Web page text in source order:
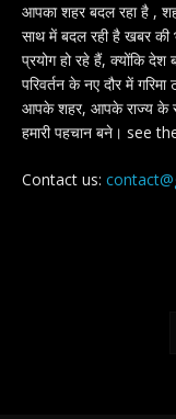
आपका शहर बदल रहा है ,
साथ में बदल रही है खबर की
प्रयोग हो रहे हैं, क्योंकि देश
परिवर्तन के नए दौर में
आपके शहर, आपके राज्य के
हमारी पहचान बने। see
Contact us: